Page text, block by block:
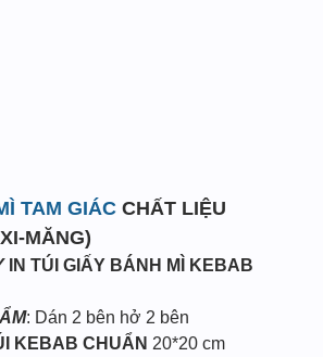
TAM GIÁC CHẤT LIỆU
MĂNG)
IN TÚI GIẤY BÁNH MÌ KEBAB
: Dán 2 bên hở 2 bên
KEBAB CHUẨN 20*20 cm